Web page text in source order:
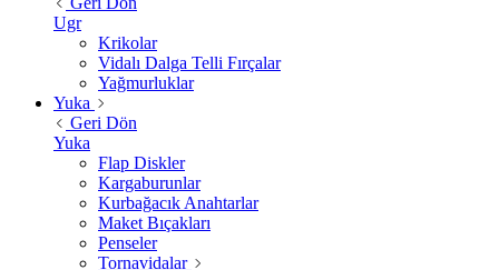
Ugr
Krikolar
Vidalı Dalga Telli Fırçalar
Yağmurluklar
Yuka
Geri Dön
Yuka
Flap Diskler
Kargaburunlar
Kurbağacık Anahtarlar
Maket Bıçakları
Penseler
Tornavidalar